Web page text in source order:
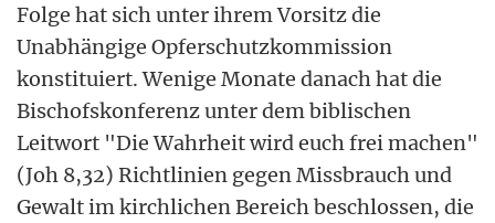
Folge hat sich unter ihrem Vorsitz die
Unabhängige Opferschutzkommission
konstituiert. Wenige Monate danach hat die
Bischofskonferenz unter dem biblischen
Leitwort "Die Wahrheit wird euch frei machen"
(Joh 8,32) Richtlinien gegen Missbrauch und
Gewalt im kirchlichen Bereich beschlossen, die